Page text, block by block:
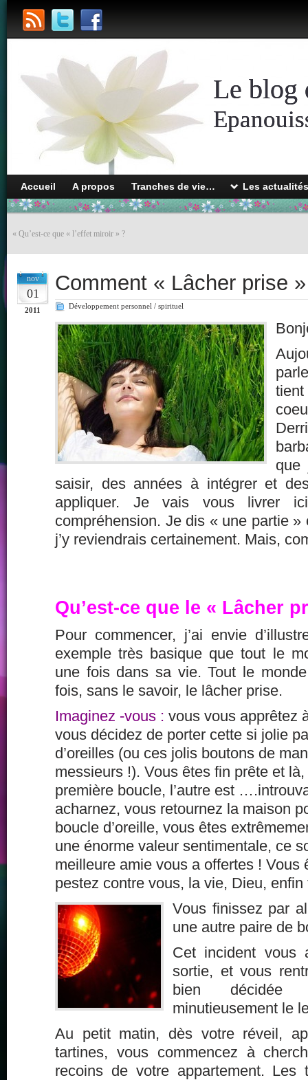
Le blog
Accueil A propos Tranches de vie… Les
« Qu’est-ce que « l’effet miroir » ?
nov
01
2011
Comment « Lâcher prise
Développement personnel / spirituel
que
saisir, des années à intégrer et
appliquer. Je vais vous livrer
compréhension. Je dis « une partie
j’y reviendrais certainement. Mais,
Qu’est-ce que le « Lâcher
Pour commencer, j’ai envie
exemple très basique que tout le
une fois dans sa vie. Tout le
fois, sans le savoir, le lâcher prise.
Imaginez -vous : vous vous apprêtez
vous décidez de porter cette si jolie
d’oreilles (ou ces jolis boutons de
messieurs !). Vous êtes fin prête et
première boucle, l’autre est
acharnez, vous retournez la maison
boucle d’oreille, vous êtes
une énorme valeur sentimentale, ce
meilleure amie vous a offertes ! Vous
pestez contre vous, la vie, Dieu,
Vous finissez par
une autre paire de
Cet incident vous
sortie, et vous
bien
minutieusement le
Au petit matin, dès votre réveil,
tartines, vous commencez à
recoins de votre appartement. Les